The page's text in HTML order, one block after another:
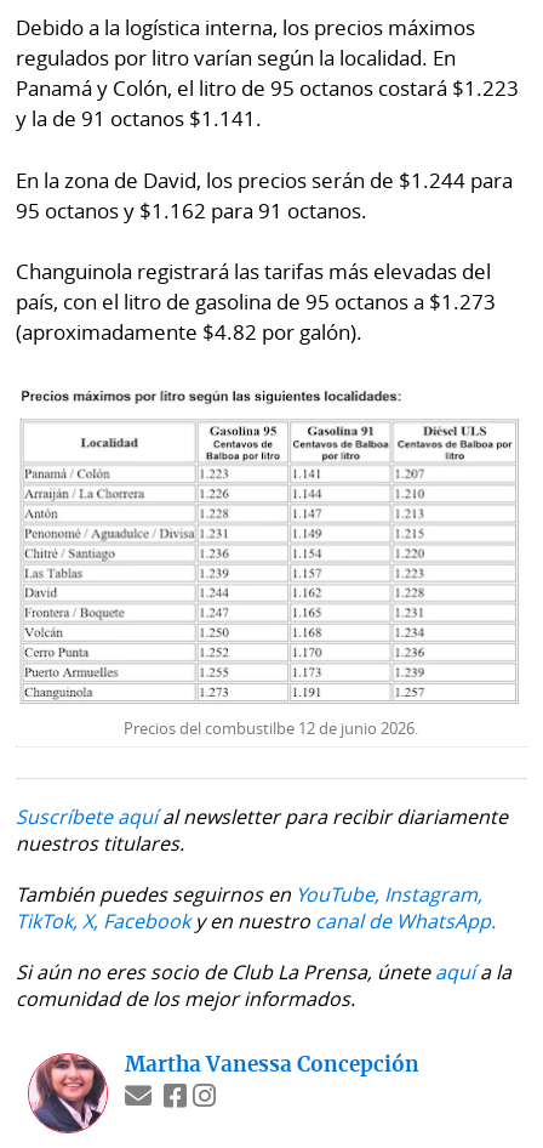
Debido a la logística interna, los precios máximos
regulados por litro varían según la localidad. En
Panamá y Colón, el litro de 95 octanos costará $1.223
y la de 91 octanos $1.141.
En la zona de David, los precios serán de $1.244 para
95 octanos y $1.162 para 91 octanos.
Changuinola registrará las tarifas más elevadas del
país, con el litro de gasolina de 95 octanos a $1.273
(aproximadamente $4.82 por galón).
Precios del combustilbe 12 de junio 2026.
Suscríbete aquíal newsletter para recibir diariamente
nuestros titulares.
También puedes seguirnos en YouTube, Instagram,
TikTok, X, Facebooky en nuestro canal de WhatsApp.
Si aún no eres socio de Club La Prensa, úneteaquía la
comunidad de los mejor informados.
Martha Vanessa Concepción